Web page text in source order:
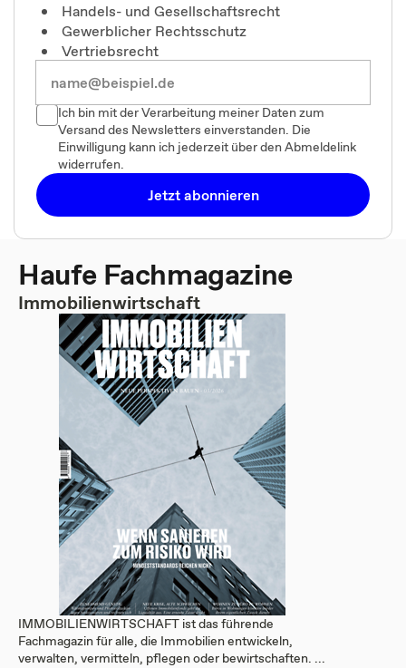
Handels- und Gesellschaftsrecht
Gewerblicher Rechtsschutz
Vertriebsrecht
Ich bin mit der Verarbeitung meiner Daten zum
Versand des Newsletters einverstanden. Die
Einwilligung kann ich jederzeit über den Abmeldelink
widerrufen.
Jetzt abonnieren
Haufe Fachmagazine
Immobilienwirtschaft
IMMOBILIENWIRTSCHAFT ist das führende
Fachmagazin für alle, die Immobilien entwickeln,
verwalten, vermitteln, pflegen oder bewirtschaften. ...